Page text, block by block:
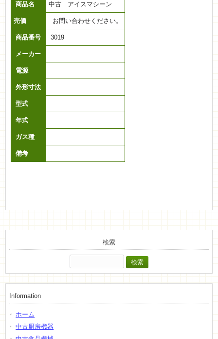
商品名 中古 アイスマシーン
売価 お問い合わせください。
商品番号 3019
メーカー
電源
外形寸法
型式
年式
ガス種
備考
検索
索:
Information
ホーム
中古厨房機器